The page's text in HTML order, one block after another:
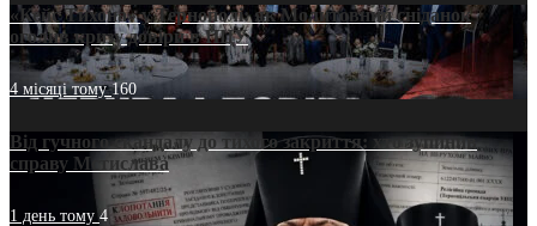
«Кейс Тихона» у Тернополі: як Молитовний сніданок
оголив кризу довіри в ПЦУ
4 місяці тому160
Від гучного скандалу до тихого закриття: хто зупинив
справу Мстислава
1 день тому4